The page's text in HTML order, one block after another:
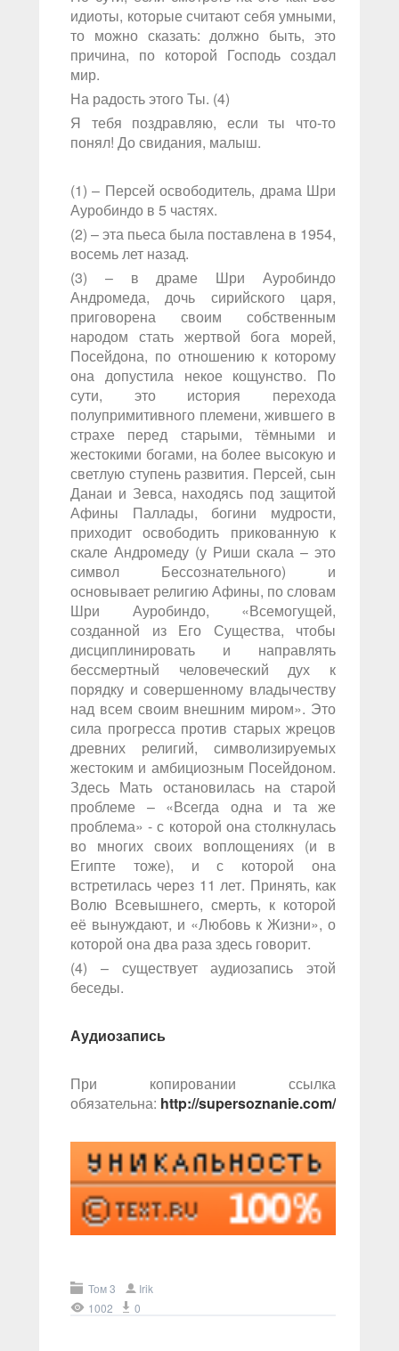
идиоты, которые считают себя умными,
то можно сказать: должно быть, это
причина, по которой Господь создал
мир.
На радость этого Ты. (4)
Я тебя поздравляю, если ты что-то
понял! До свидания, малыш.
(1) – Персей освободитель, драма Шри
Ауробиндо в 5 частях.
(2) – эта пьеса была поставлена в 1954,
восемь лет назад.
(3) – в драме Шри Ауробиндо
Андромеда, дочь сирийского царя,
приговорена своим собственным
народом стать жертвой бога морей,
Посейдона, по отношению к которому
она допустила некое кощунство. По
сути, это история перехода
полупримитивного племени, жившего в
страхе перед старыми, тёмными и
жестокими богами, на более высокую и
светлую ступень развития. Персей, сын
Данаи и Зевса, находясь под защитой
Афины Паллады, богини мудрости,
приходит освободить прикованную к
скале Андромеду (у Риши скала – это
символ Бессознательного) и
основывает религию Афины, по словам
Шри Ауробиндо, «Всемогущей,
созданной из Его Существа, чтобы
дисциплинировать и направлять
бессмертный человеческий дух к
порядку и совершенному владычеству
над всем своим внешним миром». Это
сила прогресса против старых жрецов
древних религий, символизируемых
жестоким и амбициозным Посейдоном.
Здесь Мать остановилась на старой
проблеме – «Всегда одна и та же
проблема» - с которой она столкнулась
во многих своих воплощениях (и в
Египте тоже), и с которой она
встретилась через 11 лет. Принять, как
Волю Всевышнего, смерть, к которой
её вынуждают, и «Любовь к Жизни», о
которой она два раза здесь говорит.
(4) – существует аудиозапись этой
беседы.
Аудиозапись
При копировании ссылка
обязательна: http://supersoznanie.com/
Том 3
Irik
1002
0